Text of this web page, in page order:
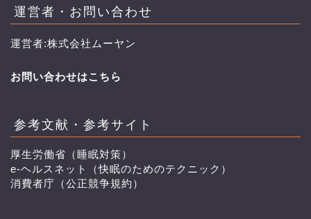
運営者・お問い合わせ
運営者:株式会社ムーヤン
お問い合わせはこちら
参考文献・参考サイト
厚生労働省（睡眠対策）
e-ヘルスネット（快眠のためのテクニック）
消費者庁（公正競争規約）